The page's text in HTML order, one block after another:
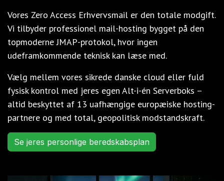
Vores Zero Access Erhvervsmail er den totale modgift.
Vi tilbyder professionel mail-hosting bygget på den
topmoderne JMAP-protokol, hvor ingen
udeframkommende teknisk kan læse med.
Vælg mellem vores sikrede danske cloud eller fuld
fysisk kontrol med jeres egen Alt-i-én Serverboks –
altid beskyttet af 13 uafhængige europæiske hosting-
partnere og med total, geopolitisk modstandskraft.
Se jeres personlige beredskabsplan